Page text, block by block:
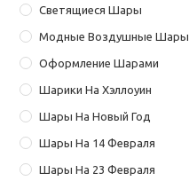
Светящиеся Шары
Модные Воздушные Шары
Оформление Шарами
Шарики На Хэллоуин
Шары На Новый Год
Шары На 14 Февраля
Шары На 23 Февраля